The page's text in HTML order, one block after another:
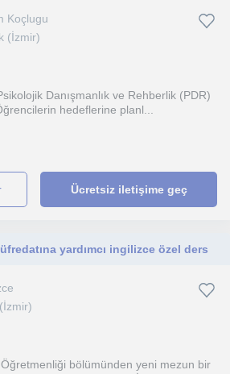
Koçlugu
(İzmir)
Danışmanlık ve Rehberlik (PDR)
hedeflerine planl...
Ücretsiz iletişime geç
yardımcı ingilizce özel ders
bölümünden yeni mezun bir